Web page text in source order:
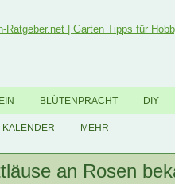
BLÜTENPRACHT DIY
MEHR
an Rosen